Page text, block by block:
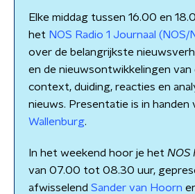
Elke middag tussen 16.00 en
het NOS Radio 1 Journaal (NOS/
over de belangrijkste
en de nieuwsontwikkelingen
context, duiding, reacties en
nieuws. Presentatie is in handen
Wallenburg.
In het weekend hoor je het NOS
van 07.00 tot 08.30 uur,
afwisselend Sander van Hoorn